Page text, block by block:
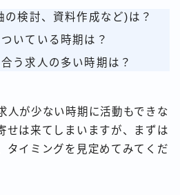
の検討、資料作成など)は？
いている時期は？
う求人の多い時期は？
人が少ない時期に活動もできな
せは来てしまいますが、まずは
タイミングを見定めてみてくだ